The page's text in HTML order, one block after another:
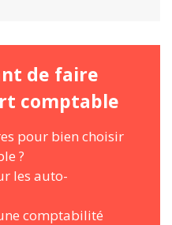
de faire
comptable
pour bien choisir
?
les auto-
comptabilité